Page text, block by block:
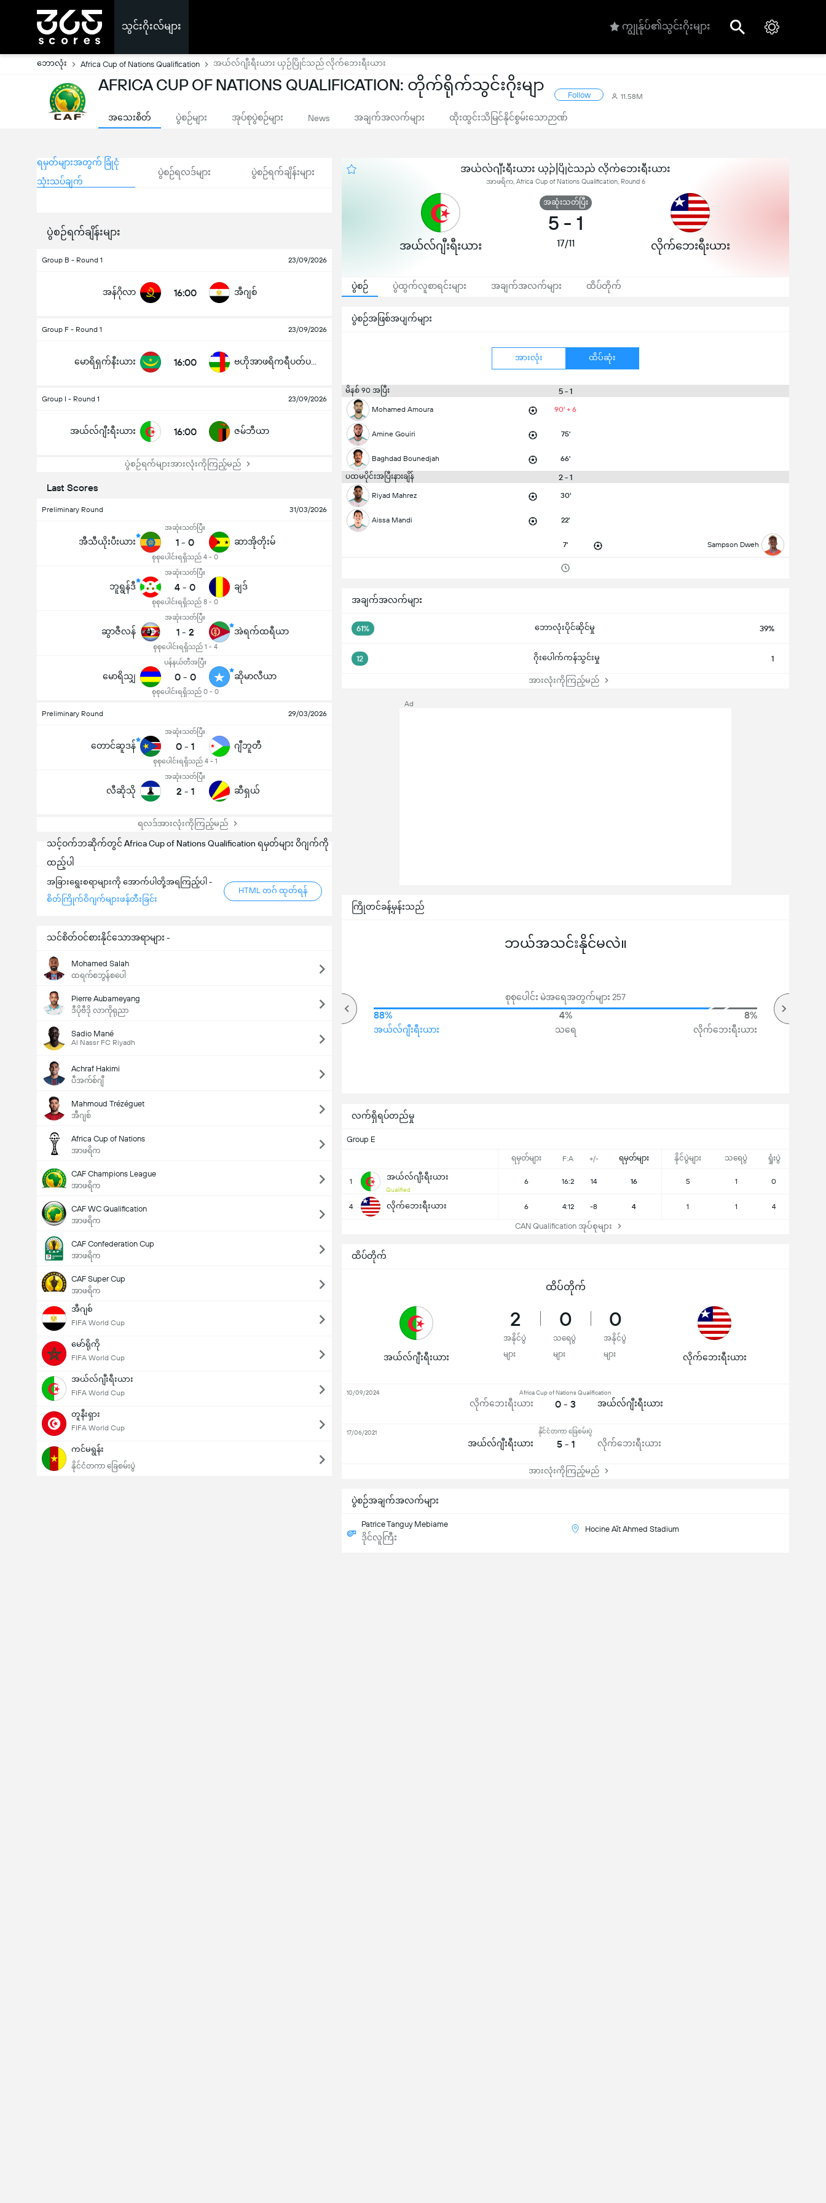
သွင်းဂိုးလ်များ ကျွုန်ုပ်၏သွင်းဂိုးများ
ဘောလုံး Africa Cup of Nations Qualification အယ်လ်ဂျီးရီးယား ယှဉ်ပြိုင်သည် လိုက်ဘေးရီးယား
AFRICA CUP OF NATIONS QUALIFICATION: တိုက်ရိုက်သွင်းဂိုးမျာ
Follow 11.58M
အသေးစိတ် ပွဲစဉ်များ အုပ်စုပွဲစဉ်များ News အချက်အလက်များ ထိုးထွင်းသိမြင်နိုင်စွမ်းသောဉာဏ်
ရမှတ်များအတွက် ခြုံငုံ
သုံးသပ်ချက်
ပွဲစဉ်ရလဒ်များ ပွဲစဉ်ရက်ချိန်းများ
ပွဲစဉ်ရက်ချိန်းများ
Group B - Round 1 23/09/2026
အန်ဂိုလာ 16:00 အီဂျစ်
Group F - Round 1 23/09/2026
မောရိရှက်နီးယား 16:00
Group I - Round 1 23/09/2026
အယ်လ်ဂျီးရီးယား 16:00 ဇမ်ဘီယာ
ပွဲစဉ်ရက်များအားလုံးကိုကြည့်မည်
Last Scores
Preliminary Round 31/03/2026
အီသီယိုးပီးယား
အဆုံးသတ်ပြီး
1 - 0
စုစုပေါင်းရရှိသည် 4 - 0
ဆာအိုတိုးမ်
ဘူရွန်ဒီ
အဆုံးသတ်ပြီး
4 - 0
စုစုပေါင်းရရှိသည် 8 - 0
ချဒ်
ဆွာဇီလန်
အဆုံးသတ်ပြီး
1 - 2
စုစုပေါင်းရရှိသည် 1 - 4
အဲရက်ထရီယာ
မောရိသျှ
ပန်နယ်တီအပြီး
0 - 0
စုစုပေါင်းရရှိသည် 0 - 0
ဆိုမာလီယာ
Preliminary Round 29/03/2026
တောင်ဆူဒန်
အဆုံးသတ်ပြီး
0 - 1
စုစုပေါင်းရရှိသည် 4 - 1
ဂျီဘူတီ
လီဆိုသို
အဆုံးသတ်ပြီး
2 - 1 ဆီရှယ်
ရလဒ်အားလုံးကိုကြည့်မည်
သင့်ဝက်ဘဆိုက်တွင် Africa Cup of Nations Qualification ရမှတ်များ ဝိဂျက်ကို
ထည့်ပါ
အခြားရွေးစရာများကို အောက်ပါတို့အရကြည့်ပါ -
စိတ်ကြိုက်ဝိဂျက်များဖန်တီးခြင်း
HTML တဂ် ထုတ်ရန်
သင်စိတ်ဝင်စားနိုင်သောအရာများ -
Mohamed Salah
ထရက်စဘွန်စပေါ
Pierre Aubameyang
ဒီပိုဗီဒို လာကိုရုညာ
Sadio Mané
Al Nassr FC Riyadh
Achraf Hakimi
ပီအက်စ်ဂျီ
Mahmoud Trézéguet
အီဂျစ်
Africa Cup of Nations
အာဖရိက
CAF Champions League
အာဖရိက
CAF WC Qualification
အာဖရိက
CAF Confederation Cup
အာဖရိက
CAF Super Cup
အာဖရိက
အီဂျစ်
FIFA World Cup
မော်ရိုကို
FIFA World Cup
အယ်လ်ဂျီးရီးယား
FIFA World Cup
တူနီးရှား
FIFA World Cup
ကင်မရွန်း
နိုင်ငံတကာ ခြေစမ်းပွဲ
အယ်လ်ဂျီးရီးယား ယှဉ်ပြိုင်သည် လိုက်ဘေးရီးယား
အာဖရိက, Africa Cup of Nations Qualification, Round 6
အယ်လ်ဂျီးရီးယား
အဆုံးသတ်ပြီး
5 - 1
17/11 လိုက်ဘေးရီးယား
ပွဲစဉ် ပွဲထွက်လူစာရင်းများ အချက်အလက်များ ထိပ်တိုက်
ပွဲစဉ်အဖြစ်အပျက်များ
အားလုံး ထိပ်ဆုံး
မိနစ် 90 အပြီး 5 - 1
Mohamed Amoura 90' + 6
Amine Gouiri 75'
Baghdad Bounedjah 66'
ပထမပိုင်းအပြီးနားချိန် 2 - 1
Riyad Mahrez 30'
Aissa Mandi 22'
7' Sampson Dweh
အချက်အလက်များ
61% ဘောလုံးပိုင်ဆိုင်မှု 39%
12 ဂိုးပေါက်ကန်သွင်းမှု 1
အားလုံးကိုကြည့်မည်
ပွဲစဉ်အချက်အလက်များ
Patrice Tanguy Mebiame
ဒိုင်လူကြီး
Hocine Aït Ahmed Stadium
လက်ရှိရပ်တည်မှု
Group E
ရမှတ်များ F:A +/- ရမှတ်များ နိုင်ပွဲများ သရေပွဲ ရှုံးပွဲ
1 အယ်လ်ဂျီးရီးယား
Qualified
6 16:2 14 16 5 1 0
4 လိုက်ဘေးရီးယား 6 4:12 -8 4 1 1 4
CAN Qualification အုပ်စုများ
ကြိုတင်ခန့်မှန်းသည်
ဘယ်အသင်းနိုင်မလဲ။
စုစုပေါင်း မဲအရေအတွက်များ 257
88%
အယ်လ်ဂျီးရီးယား
4%
သရေ
8%
လိုက်ဘေးရီးယား
ပြိုင်ပွဲအတွင်း ဂိုးစုစုပေါင်း (2.5)
ထိပ်တိုက်
ထိပ်တိုက်
အယ်လ်ဂျီးရီးယား
2
အနိုင်ပွဲ
များ
0
သရေပွဲ
များ
0
အနိုင်ပွဲ
များ
လိုက်ဘေးရီးယား
လိုက်ဘေးရီးယား
Africa Cup of Nations Qualification
0 - 3 အယ်လ်ဂျီးရီးယား
10/09/2024
အယ်လ်ဂျီးရီးယား
နိုင်ငံတကာ ခြေစမ်းပွဲ
5 - 1 လိုက်ဘေးရီးယား
17/06/2021
အားလုံးကိုကြည့်မည်
Ad